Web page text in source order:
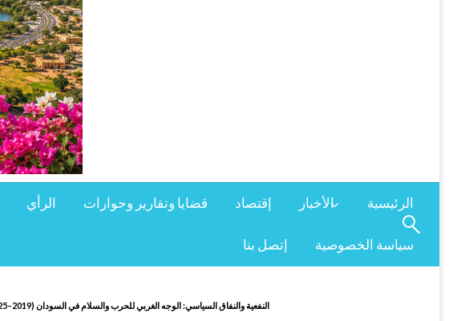
الرئيسية الأخبار إقتصاد قضايا وتقارير وحوارات الرأي
سياسة الخصوصية إتصل بنا
النفعية والنفاق السياسي: الوجه الغربي للحرب والسلام في السودان (2019–2025)